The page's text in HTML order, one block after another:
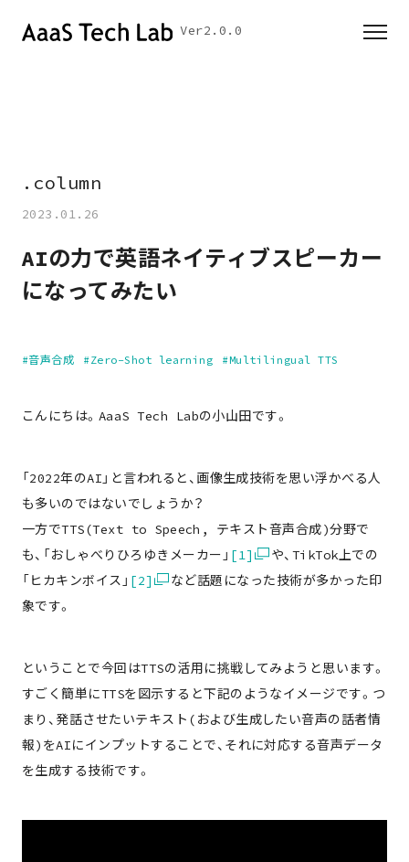
Ver2.0.0
. column
2023.01.26
AIの力で英語ネイティブスピーカー
になってみたい
#音声合成 #Zero-Shot learning #Multilingual TTS
こんにちは。AaaS Tech Labの小山田です。
「2022年のAI」と言われると、画像生成技術を思い浮かべる人
も多いのではないでしょうか？
一方でTTS(Text to Speech, テキスト音声合成)分野で
も、「おしゃべりひろゆきメーカー」 [1]
や、TikTok上での
「ヒカキンボイス」 [2]
など話題になった技術が多かった印
象です。
ということで今回はTTSの活用に挑戦してみようと思います。
すごく簡単にTTSを図示すると下記のようなイメージです。つ
まり、発話させたいテキスト(および生成したい音声の話者情
報)をAIにインプットすることで、それに対応する音声データ
を生成する技術です。